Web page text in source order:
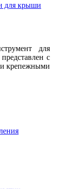
для крыши
для
с
крепежными